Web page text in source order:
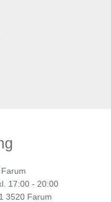
17:00 - 20:00
3520 Farum